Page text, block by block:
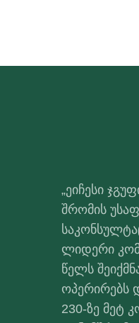
„ეიჩესი
შრომის
ლიდერი
წელს
ოპერირებს
230-ზე მეტ